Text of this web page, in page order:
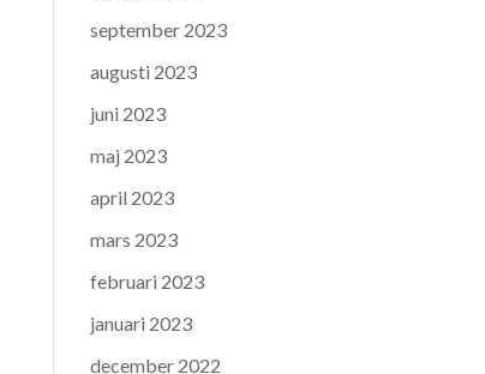
september 2023
augusti 2023
juni 2023
maj 2023
april 2023
mars 2023
februari 2023
januari 2023
december 2022